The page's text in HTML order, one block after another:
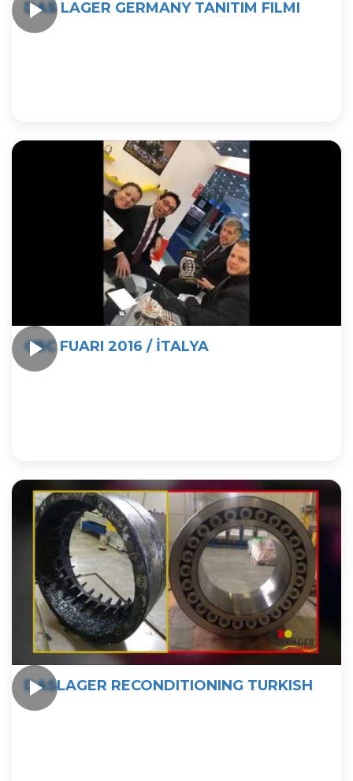
DAS LAGER GERMANY TANITIM FILMI
CBC FUARI 2016 / İTALYA
DASLAGER RECONDITIONING TURKISH